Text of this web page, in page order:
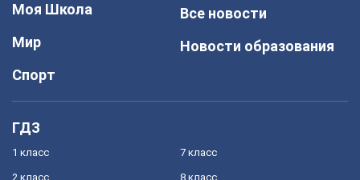
Моя Школа
Мир
Спорт
Все новости
Новости образования
ГДЗ
1 класс
2 класс
7 класс
8 класс